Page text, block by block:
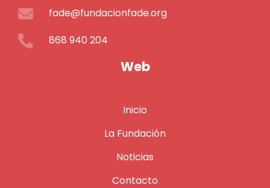
fade@fundacionfade.org
868 940 204
Web
Inicio
La Fundación
Noticias
Contacto